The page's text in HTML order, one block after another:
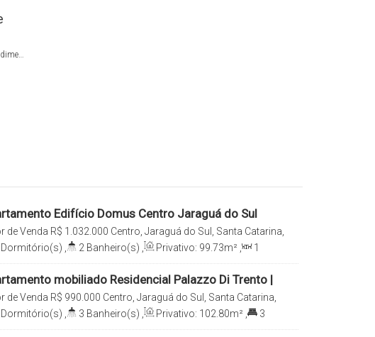
Edifício Domus Centro Jaraguá do Sul
R$ 1.032.000
de Venda
Centro, Jaraguá do Sul, Santa Catarina,
Dormitório(s) 2 Banheiro(s) Privativo: 99 .73m²
1
mobiliado Residencial Palazzo Di Trento |
- Jaraguá do Sul
R$ 990.000
de Venda
Centro, Jaraguá do Sul, Santa Catarina,
Dormitório(s) 3 Banheiro(s) Privativo: 102 .80m²
3